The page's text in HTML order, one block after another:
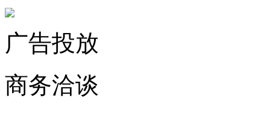
广告投放
商务洽谈